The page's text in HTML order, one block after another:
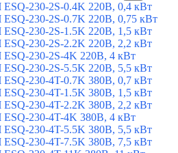
230-2S-0.4K 220В, 0,4 кВт
230-2S-0.7K 220В, 0,75 кВт
230-2S-1.5K 220В, 1,5 кВт
230-2S-2.2K 220В, 2,2 кВт
230-2S-4K 220В, 4 кВт
230-2S-5.5K 220В, 5,5 кВт
230-4T-0.7K 380В, 0,7 кВт
230-4T-1.5K 380В, 1,5 кВт
230-4T-2.2K 380В, 2,2 кВт
230-4T-4K 380В, 4 кВт
230-4T-5.5K 380В, 5,5 кВт
230-4T-7.5K 380В, 7,5 кВт